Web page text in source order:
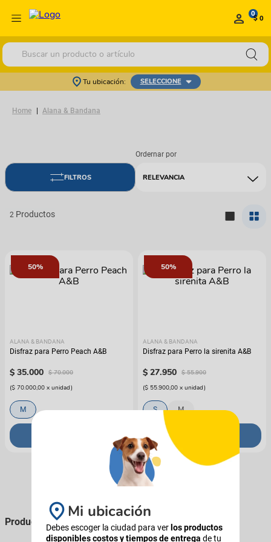
0$ 0
Buscar un producto o artículo
Tu ubicación: SELECCIONE
Alana & Bandana
RELEVANCIA
2
50%
ALANA & BANDANA
Disfraz para Perro Peach A&B
$ 35.000 $ 70.000
($ 70.000,00 x unidad)
M
50%
ALANA & BANDANA
Disfraz para Perro la sirenita A&B
$ 27.950 $ 55.900
($ 55.900,00 x unidad)
S M
Productos que podés comprarle a tu perro
Mi ubicación
Debes escoger la ciudad para ver los productos
disponibles costos y tiempos de entrega de tu